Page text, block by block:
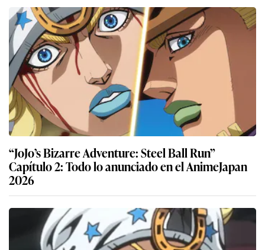
“JoJo’s Bizarre Adventure: Steel Ball Run”
Capítulo 2: Todo lo anunciado en el AnimeJapan
2026